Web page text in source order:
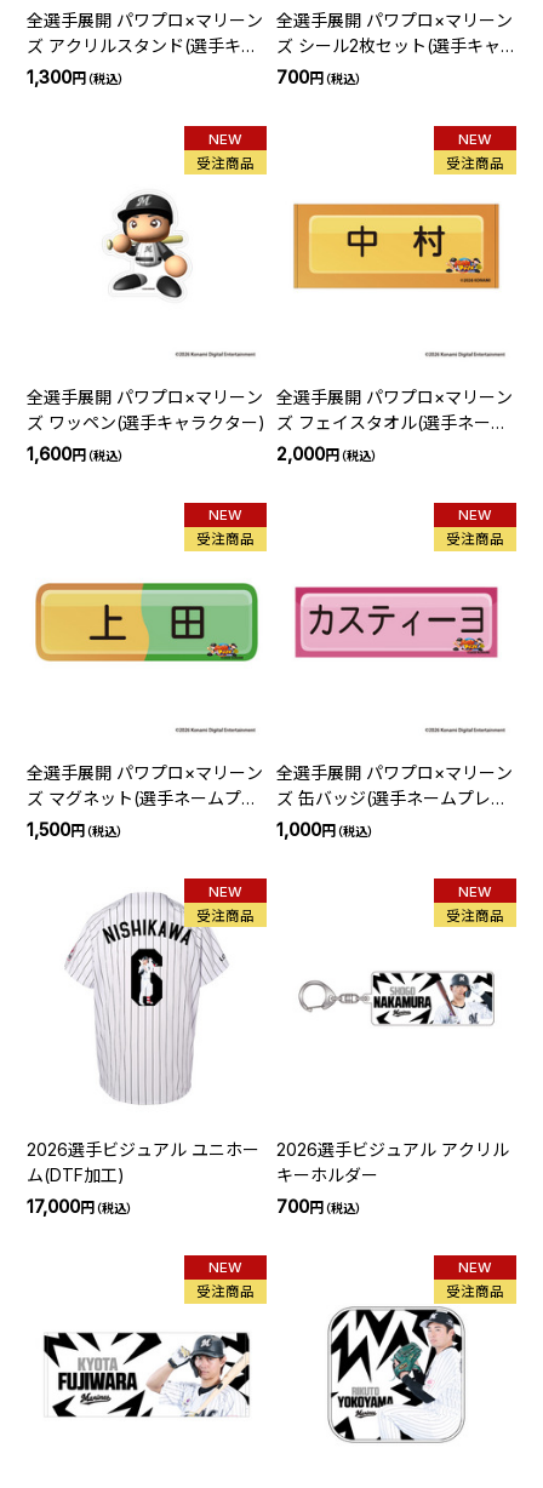
全選手展開 パワプロ×マリーン
ズ アクリルスタンド(選手キャ
ラクター)
1,300円（税込）
全選手展開 パワプロ×マリーン
ズ シール2枚セット(選手キャ
ラクター)
700円（税込）
NEW
受注商品
全選手展開 パワプロ×マリーン
ズ ワッペン(選手キャラクター)
1,600円（税込）
NEW
受注商品
全選手展開 パワプロ×マリーン
ズ フェイスタオル(選手ネーム
プレート)
2,000円（税込）
NEW
受注商品
全選手展開 パワプロ×マリーン
ズ マグネット(選手ネームプレ
ート)
1,500円（税込）
NEW
受注商品
全選手展開 パワプロ×マリーン
ズ 缶バッジ(選手ネームプレー
ト)
1,000円（税込）
NEW
受注商品
2026選手ビジュアル ユニホー
ム(DTF加工)
17,000円（税込）
NEW
受注商品
2026選手ビジュアル アクリル
キーホルダー
700円（税込）
NEW
受注商品
NEW
受注商品